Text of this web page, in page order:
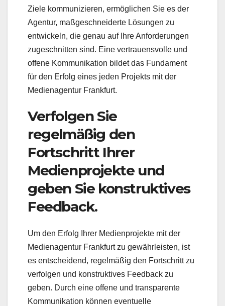
Ziele kommunizieren, ermöglichen Sie es der
Agentur, maßgeschneiderte Lösungen zu
entwickeln, die genau auf Ihre Anforderungen
zugeschnitten sind. Eine vertrauensvolle und
offene Kommunikation bildet das Fundament
für den Erfolg eines jeden Projekts mit der
Medienagentur Frankfurt.
Verfolgen Sie
regelmäßig den
Fortschritt Ihrer
Medienprojekte und
geben Sie konstruktives
Feedback.
Um den Erfolg Ihrer Medienprojekte mit der
Medienagentur Frankfurt zu gewährleisten, ist
es entscheidend, regelmäßig den Fortschritt zu
verfolgen und konstruktives Feedback zu
geben. Durch eine offene und transparente
Kommunikation können eventuelle